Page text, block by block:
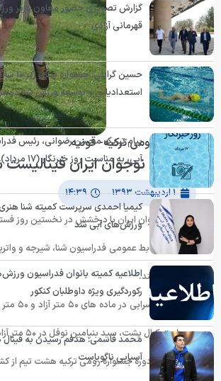
جشنواره رومی ترکیه- قونیه
شناگران نوجوان ایران
۱ اردیبهشت ۱۳۹۳ ۱۴:۳۹
شناگران نوجوان ایران با درخشش در نخستین روز
به گزارش روابط عمومی فدراسیون شنا، شیرجه و
ها راه پیدا کنند.
در۱۰۰ متر کرال پشت، سید بنیامین نوفل در ۵۰ متر آزاد و امیررضا علی اصغرزاده در ماده ۱۰۰ متر پروانه فینالیست شدند.
در چهارمین دوره جشنواره رومی ترکیه هشت تیم از
گزارش تصویری حضور معاون وزیر
قهرمانی آزادی
حسین
استعدادیابی و توسعه ورزش شنا در
پیام تبریک محسن رضوانی، رئیس
آبی، به مناسبت روز خبرنگار (۱۷ مرداد)
کیمیا احمدی سرپرست کمیته شنا
ورزش‌های آبی شد
اطلاعیه کمیته بانوان فدراسیون
رکوردگیری ویژه داوطلبان کنکور
آسیایی ناگویاست